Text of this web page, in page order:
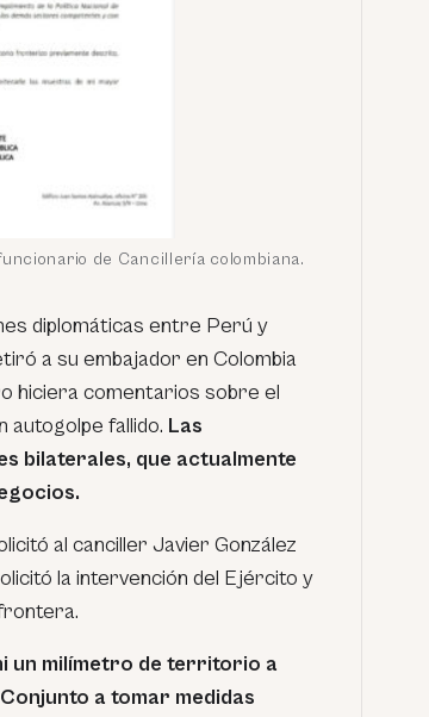
de Cancillería colombiana.
diplomáticas entre Perú y
a su embajador en Colombia
hiciera comentarios sobre el
autogolpe fallido. Las
bilaterales, que actualmente
al canciller Javier González
la intervención del Ejército y
un milímetro de territorio a
a tomar medidas